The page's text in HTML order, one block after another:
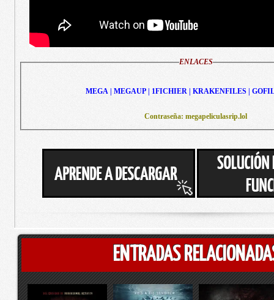
ENLACES
MEGA | MEGAUP | 1FICHIER | KRAKENFILES |
Contraseña: megapeliculasrip.lol
ENTRADAS